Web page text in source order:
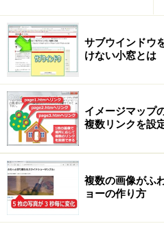
サブウインドウ
けない小窓とは
イメージマップ
複数リンクを設
複数の画像がふ
ョーの作り方